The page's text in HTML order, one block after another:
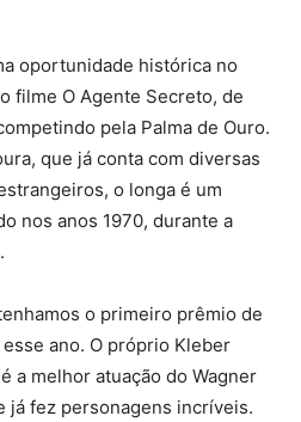
oportunidade histórica no
filme O Agente Secreto, de
pela Palma de Ouro.
que já conta com diversas
o longa é um
nos anos 1970, durante a
o primeiro prêmio de
ano. O próprio Kleber
a melhor atuação do Wagner
já fez personagens incríveis.